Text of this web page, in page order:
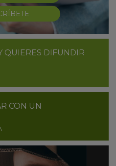
QUIERES DIFUNDIR
CON UN